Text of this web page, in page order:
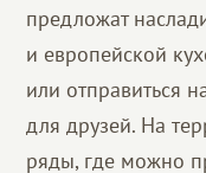
предложат
и европейской
или отправиться
для друзей. На
ряды, где можно